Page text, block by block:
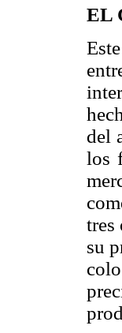
EL
del
los
tres
su